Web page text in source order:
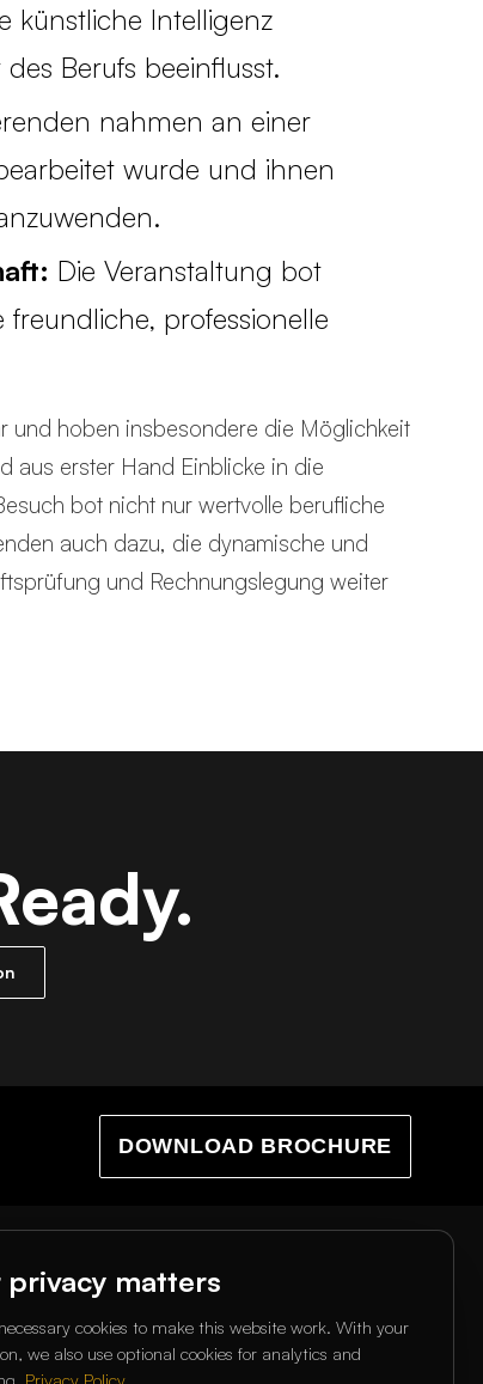
künstliche Intelligenz
Berufs beeinflusst.
nahmen an einer
wurde und ihnen
Die Veranstaltung bot
professionelle
und hoben insbesondere die Möglichkeit
aus erster Hand Einblicke in die
bot nicht nur wertvolle berufliche
auch dazu, die dynamische und
und Rechnungslegung weiter
DOWNLOAD BROCHURE
Alumni
Student services
privacy matters
cookies to make this website work. With your
we also use optional cookies for analytics and